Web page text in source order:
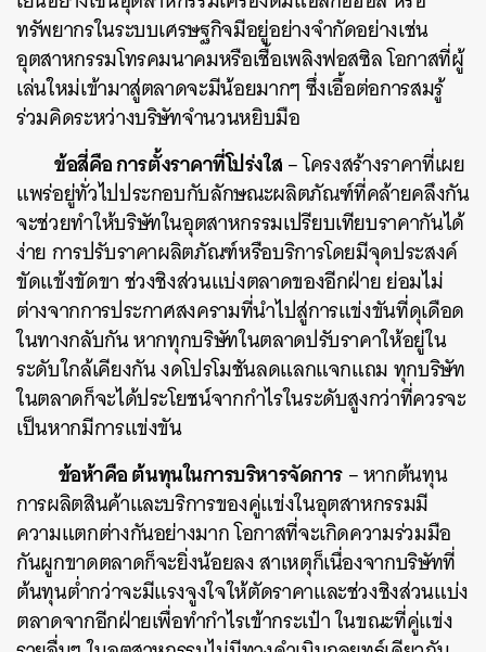
ทรัพยากรในระบบเศรษฐกิจมีอยู่อย่างจำกัดอย่างเช่น
อุตสาหกรรมโทรคมนาคมหรือเชื้อเพลิงฟอสซิล โอกาสที่ผู้
เล่นใหม่เข้ามาสู่ตลาดจะมีน้อยมากๆ ซึ่งเอื้อต่อการสมรู้
ร่วมคิดระหว่างบริษัทจำนวนหยิบมือ
ข้อสี่คือ การตั้งราคาที่โปร่งใส– โครงสร้างราคาที่เผย
แพร่อยู่ทั่วไปประกอบกับลักษณะผลิตภัณฑ์ที่คล้ายคลึงกัน
จะช่วยทำให้บริษัทในอุตสาหกรรมเปรียบเทียบราคากันได้
ง่าย การปรับราคาผลิตภัณฑ์หรือบริการโดยมีจุดประสงค์
ขัดแข้งขัดขา ช่วงชิงส่วนแบ่งตลาดของอีกฝ่าย ย่อมไม่
ต่างจากการประกาศสงครามที่นำไปสู่การแข่งขันที่ดุเดือด
ในทางกลับกัน หากทุกบริษัทในตลาดปรับราคาให้อยู่ใน
ระดับใกล้เคียงกัน งดโปรโมชันลดแลกแจกแถม ทุกบริษัท
ในตลาดก็จะได้ประโยชน์จากกำไรในระดับสูงกว่าที่ควรจะ
เป็นหากมีการแข่งขัน
ข้อห้าคือ ต้นทุนในการบริหารจัดการ– หากต้นทุน
การผลิตสินค้าและบริการของคู่แข่งในอุตสาหกรรมมี
ความแตกต่างกันอย่างมาก โอกาสที่จะเกิดความร่วมมือ
กันผูกขาดตลาดก็จะยิ่งน้อยลง สาเหตุก็เนื่องจากบริษัทที่
ต้นทุนต่ำกว่าจะมีแรงจูงใจให้ตัดราคาและช่วงชิงส่วนแบ่ง
ตลาดจากอีกฝ่ายเพื่อทำกำไรเข้ากระเป๋า ในขณะที่คู่แข่ง
ค้นหา
SHARE TWEET LINE EMAIL